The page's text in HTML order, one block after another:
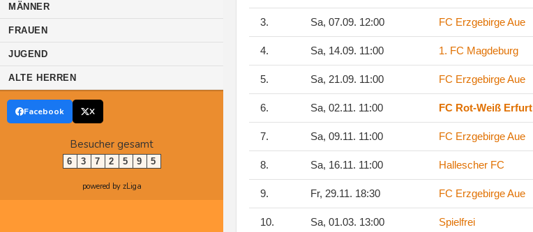
MÄNNER
FRAUEN
JUGEND
ALTE HERREN
Facebook X
Besucher gesamt
6 3 7 2 5 9 5
powered by zLiga
3. Sa, 07.09. 12:00 FC Erzgebirge Aue
4. Sa, 14.09. 11:00 1. FC Magdeburg
5. Sa, 21.09. 11:00 FC Erzgebirge Aue
6. Sa, 02.11. 11:00 FC Rot-Weiß Erfurt
7. Sa, 09.11. 11:00 FC Erzgebirge Aue
8. Sa, 16.11. 11:00 Hallescher FC
9. Fr, 29.11. 18:30 FC Erzgebirge Aue
10. Sa, 01.03. 13:00 Spielfrei